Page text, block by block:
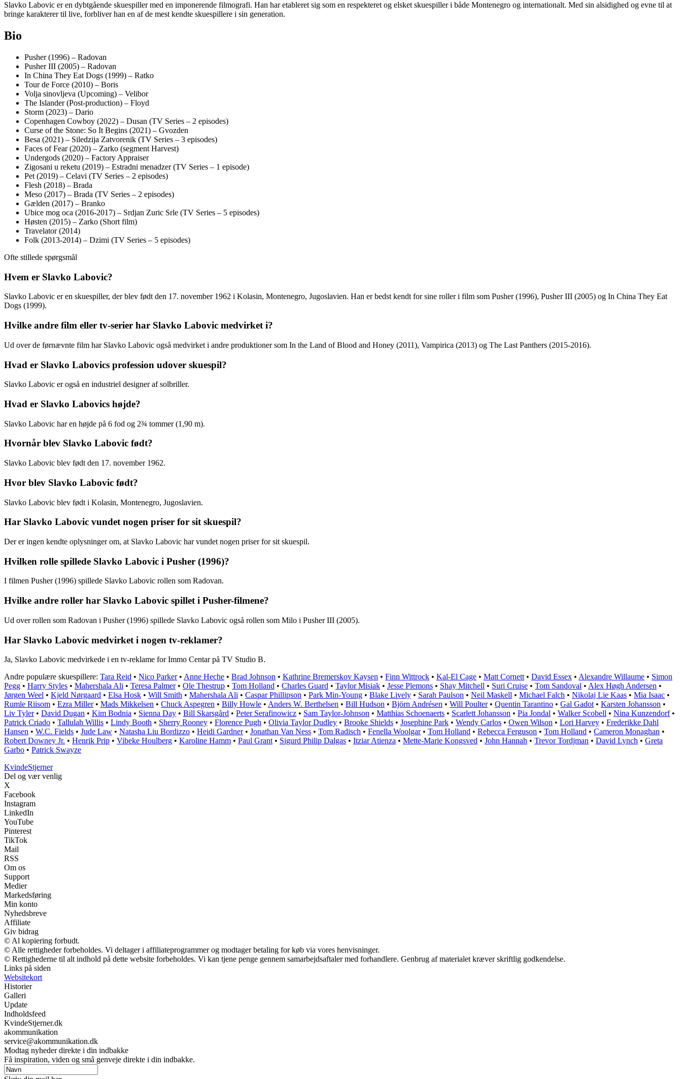
Slavko Labovic er en dybtgående skuespiller med en imponerende filmografi. Han har etableret sig som en respekteret og elsket skuespiller i både Montenegro og internationalt. Med sin alsidighed og evne til at
bringe karakterer til live, forbliver han en af de mest kendte skuespillere i sin generation.
Bio
Pusher (1996) – Radovan
Pusher III (2005) – Radovan
In China They Eat Dogs (1999) – Ratko
Tour de Force (2010) – Boris
Volja sinovljeva (Upcoming) – Velibor
The Islander (Post-production) – Floyd
Storm (2023) – Dario
Copenhagen Cowboy (2022) – Dusan (TV Series – 2 episodes)
Curse of the Stone: So It Begins (2021) – Gvozden
Besa (2021) – Siledzija Zatvorenik (TV Series – 3 episodes)
Faces of Fear (2020) – Zarko (segment Harvest)
Undergods (2020) – Factory Appraiser
Zigosani u reketu (2019) – Estradni menadzer (TV Series – 1 episode)
Pet (2019) – Celavi (TV Series – 2 episodes)
Flesh (2018) – Brada
Meso (2017) – Brada (TV Series – 2 episodes)
Gælden (2017) – Branko
Ubice mog oca (2016-2017) – Srdjan Zuric Srle (TV Series – 5 episodes)
Høsten (2015) – Zarko (Short film)
Travelator (2014)
Folk (2013-2014) – Dzimi (TV Series – 5 episodes)
Ofte stillede spørgsmål
Hvem er Slavko Labovic?
Slavko Labovic er en skuespiller, der blev født den 17. november 1962 i Kolasin, Montenegro, Jugoslavien. Han er bedst kendt for sine roller i film som Pusher (1996), Pusher III (2005) og In China They Eat
Dogs (1999).
Hvilke andre film eller tv-serier har Slavko Labovic medvirket i?
Ud over de førnævnte film har Slavko Labovic også medvirket i andre produktioner som In the Land of Blood and Honey (2011), Vampirica (2013) og The Last Panthers (2015-2016).
Hvad er Slavko Labovics profession udover skuespil?
Slavko Labovic er også en industriel designer af solbriller.
Hvad er Slavko Labovics højde?
Slavko Labovic har en højde på 6 fod og 2¾ tommer (1,90 m).
Hvornår blev Slavko Labovic født?
Slavko Labovic blev født den 17. november 1962.
Hvor blev Slavko Labovic født?
Slavko Labovic blev født i Kolasin, Montenegro, Jugoslavien.
Har Slavko Labovic vundet nogen priser for sit skuespil?
Der er ingen kendte oplysninger om, at Slavko Labovic har vundet nogen priser for sit skuespil.
Hvilken rolle spillede Slavko Labovic i Pusher (1996)?
I filmen Pusher (1996) spillede Slavko Labovic rollen som Radovan.
Hvilke andre roller har Slavko Labovic spillet i Pusher-filmene?
Ud over rollen som Radovan i Pusher (1996) spillede Slavko Labovic også rollen som Milo i Pusher III (2005).
Har Slavko Labovic medvirket i nogen tv-reklamer?
Ja, Slavko Labovic medvirkede i en tv-reklame for Immo Centar på TV Studio B.
Andre populære skuespillere: Tara Reid • Nico Parker• Anne Heche • Brad Johnson • Kathrine Bremerskov Kaysen • Finn Wittrock • Kal-El Cage • Matt Cornett • David Essex • Alexandre Willaume • Simon
Pegg • Harry Styles • Mahershala Ali • Teresa Palmer• Ole Thestrup • Tom Holland • Charles Guard • Taylor Misiak • Jesse Plemons • Shay Mitchell • Suri Cruise • Tom Sandoval • Alex Høgh Andersen •
Jørgen Weel • Kjeld Nørgaard • Elsa Hosk • Will Smith • Mahershala Ali • Caspar Phillipson • Park Min-Young • Blake Lively • Sarah Paulson • Neil Maskell • Michael Falch • Nikolaj Lie Kaas • Mia Isaac •
Rumle Riisom • Ezra Miller• Mads Mikkelsen • Chuck Aspegren • Billy Howle • Anders W. Berthelsen • Bill Hudson • Björn Andrésen • Will Poulter• Quentin Tarantino • Gal Gadot • Karsten Johansson •
Liv Tyler• David Dugan • Kim Bodnia • Sienna Day • Bill Skarsgård • Peter Serafinowicz • Sam Taylor-Johnson • Matthias Schoenaerts • Scarlett Johansson • Pia Jondal • Walker Scobell • Nina Kunzendorf•
Patrick Criado • Tallulah Willis • Lindy Booth • Sherry Rooney • Florence Pugh • Olivia Taylor Dudley • Brooke Shields • Josephine Park • Wendy Carlos • Owen Wilson • Lori Harvey • Frederikke Dahl
Hansen • W.C. Fields • Jude Law • Natasha Liu Bordizzo • Heidi Gardner• Jonathan Van Ness • Tom Radisch • Fenella Woolgar• Tom Holland • Rebecca Ferguson • Tom Holland • Cameron Monaghan •
Robert Downey Jr. • Henrik Prip • Vibeke Houlberg • Karoline Hamm • Paul Grant • Sigurd Philip Dalgas • Itziar Atienza • Mette-Marie Kongsved • John Hannah • Trevor Tordjman • David Lynch • Greta
Garbo • Patrick Swayze
KvindeStjerner
Del og vær venlig
X
Facebook
Instagram
LinkedIn
YouTube
Pinterest
TikTok
Mail
RSS
Om os
Support
Medier
Markedsføring
Min konto
Nyhedsbreve
Affiliate
Giv bidrag
© Al kopiering forbudt.
© Alle rettigheder forbeholdes. Vi deltager i affiliateprogrammer og modtager betaling for køb via vores henvisninger.
© Rettighederne til alt indhold på dette website forbeholdes. Vi kan tjene penge gennem samarbejdsaftaler med forhandlere. Genbrug af materialet kræver skriftlig godkendelse.
Links på siden
Websitekort
Historier
Galleri
Update
Indholdsfeed
KvindeStjerner.dk
akommunikation
service@akommunikation.dk
Modtag nyheder direkte i din indbakke
Få inspiration, viden og små genveje direkte i din indbakke.